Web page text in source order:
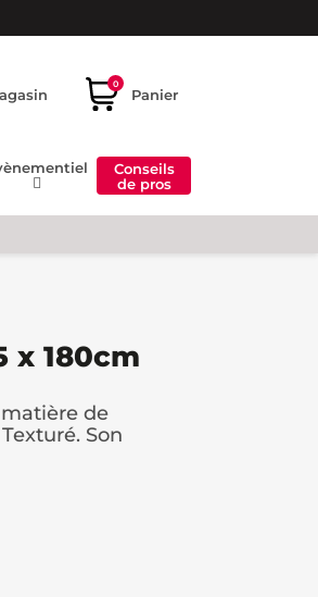
0
Panier
Conseils
de pros
x 180cm
de
Son